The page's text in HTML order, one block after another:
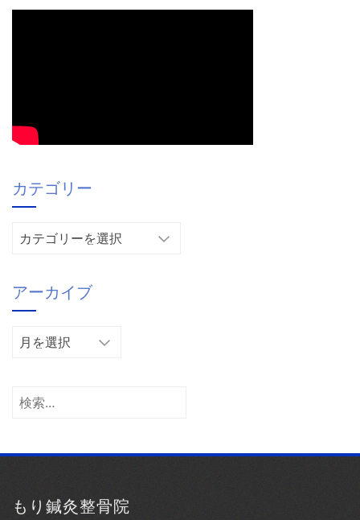
カテゴリー
リ
ー
アーカイブ
ア
イ
検
もり鍼灸整骨院